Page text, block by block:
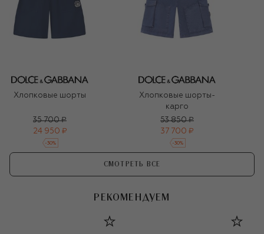
Хлопковые шорты
35 700 ₽
24 950 ₽
-30%
Хлопковые шорты-
карго
53 850 ₽
37 700 ₽
-30%
СМОТРЕТЬ ВСЕ
РЕКОМЕНДУЕМ